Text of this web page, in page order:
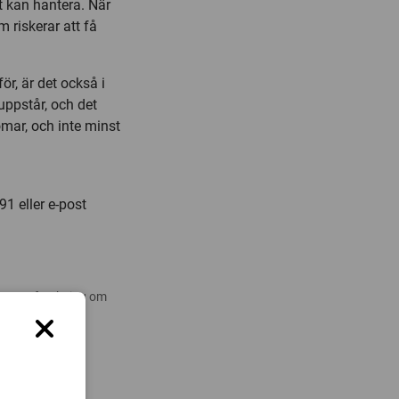
kan hantera. När
riskerar att få
är det också i
och det
och inte minst
eller e-post
forskning om